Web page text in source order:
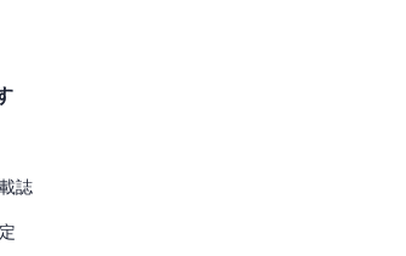
誌